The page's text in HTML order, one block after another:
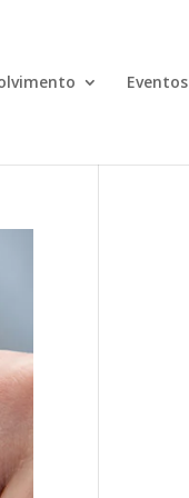
Eventos